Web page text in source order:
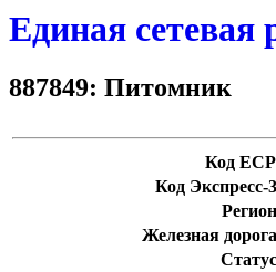
Единая сетевая
887849: Питомник
Код
Код Экспресс-
Железная